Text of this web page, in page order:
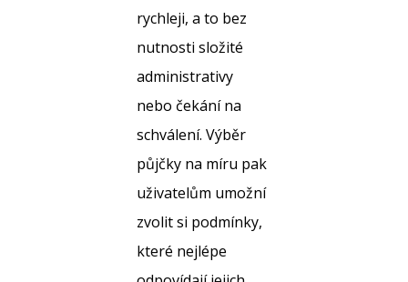
rychleji, a to bez
nutnosti složité
administrativy
nebo čekání na
schválení. Výběr
půjčky na míru pak
uživatelům umožní
zvolit si podmínky,
které nejlépe